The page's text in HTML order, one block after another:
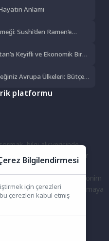
Anlamı
Sushi’den Ramen’e
Keyifli ve Ekonomik Bir
Avrupa Ülkeleri: Bütçe
platformu
bilgi alışverişinde
için bir araya geldiğimiz bir
katılın, ister anonim
her türlü soruya ve tartışmaya
için bize katılın!
Bilgilendirmesi
için çerezleri
çerezleri kabul etmiş